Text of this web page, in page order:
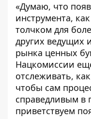
«Думаю, что
инструмента,
толчком для
других ведущих
рынка ценных
Нацкомиссии
отслеживать,
чтобы сам
справедливым в
приветствуем